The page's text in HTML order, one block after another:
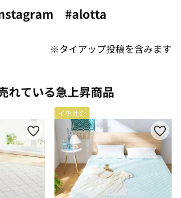
#alotta
※タイアップ投稿を含みます
れている急上昇商品
イチオシ